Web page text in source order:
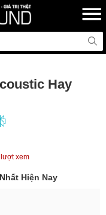
Hay
xem
Hiện Nay